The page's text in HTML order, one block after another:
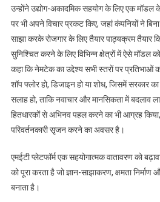
उन्होंने उद्योग-अकादमिक सहयोग के लिए एक
पर भी अपने विचार प्रकट किए, जहां कंपनियों ने
साझा करके रोजगार के लिए तैयार पाठ्यक्रम तैयार
सुनिश्चित करने के लिए विभिन्न क्षेत्रों में ऐसे मॉडल
कहा कि नेमटेक का उद्देश्य सभी स्तरों पर प्रतिभाओं
शॉप फ्लोर हो, डिजाइन हो या शोध, जिसमें सरकार
सलाह हो, ताकि नवाचार और मानसिकता में बदलाव
हितधारकों से अभिनव पहल करने का भी आग्रह
परिवर्तनकारी सृजन करने का अवसर है।
एमईटी प्लेटफॉर्म एक सहयोगात्मक वातावरण को
को पूरा करता है जो ज्ञान-साझाकरण, क्षमता निर्माण
बनाता है।